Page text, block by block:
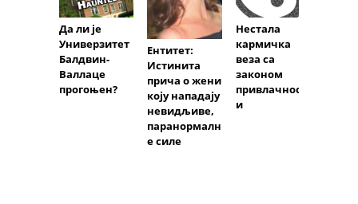
Да ли је
Универзитет
Балдвин-
Валлаце
прогоњен?
Ентитет:
Истинита
прича о жени
коју нападају
невидљиве,
паранормалн
е силе
Нестала
кармичка
веза са
законом
привлачност
и